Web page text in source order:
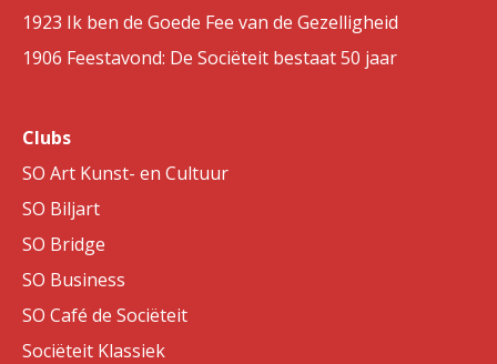
1923 Ik ben de Goede Fee van de Gezelligheid
1906 Feestavond: De Sociëteit bestaat 50 jaar
Clubs
SO Art Kunst- en Cultuur
SO Biljart
SO Bridge
SO Business
SO Café de Sociëteit
Sociëteit Klassiek